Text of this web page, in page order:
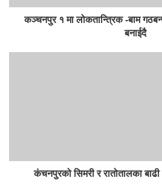
कञ्चनपुर १ मा लोकतान्त्रिक -बाम
बनाईदै
कंचनपुरको सिमरी र रातोतालका